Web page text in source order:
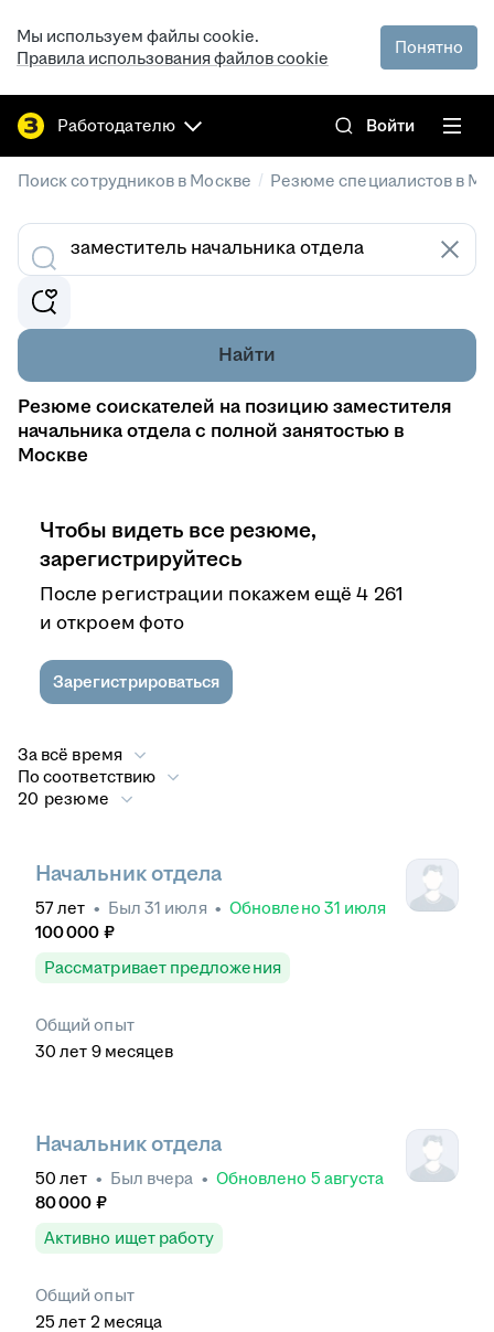
Мы используем файлы cookie.
Правила использования файлов cookie
Понятно
Работодателю Войти
Поиск сотрудников в Москве / Резюме специалистов в
Найти
Резюме соискателей на позицию заместителя
начальника отдела с полной занятостью в
Москве
Чтобы видеть все резюме,
зарегистрируйтесь
После регистрации покажем ещё 4 261
и откроем фото
Зарегистрироваться
За всё время
По соответствию
20 резюме
Начальник отдела
57лет • Был 31 июля • Обновлено 31 июля
100 000 ₽
Рассматривает предложения
Общий опыт
30 лет 9 месяцев
Начальник отдела
50 лет • Был вчера • Обновлено 5 августа
80 000 ₽
Активно ищет работу
Общий опыт
25 лет 2 месяца